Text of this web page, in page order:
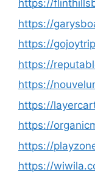
https://
https://
https://
https://
https://
https://
https://
https://
https://